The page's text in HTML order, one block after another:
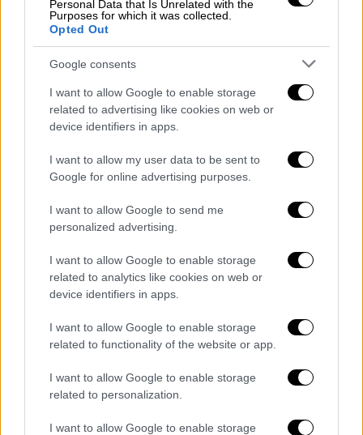
Personal Data that Is Unrelated with the
Purposes for which it was collected.
Opted Out
Google consents
I want to allow Google to enable storage
related to advertising like cookies on web or
device identifiers in apps.
I want to allow my user data to be sent to
Google for online advertising purposes.
I want to allow Google to send me
personalized advertising.
I want to allow Google to enable storage
related to analytics like cookies on web or
device identifiers in apps.
I want to allow Google to enable storage
related to functionality of the website or app.
I want to allow Google to enable storage
related to personalization.
I want to allow Google to enable storage
Μελέ – μελέ – καραμελέ! Τρεις
φανταστικές συνταγές για την
Βγάλτε τα κουτάλια, έρχεται γλύκα